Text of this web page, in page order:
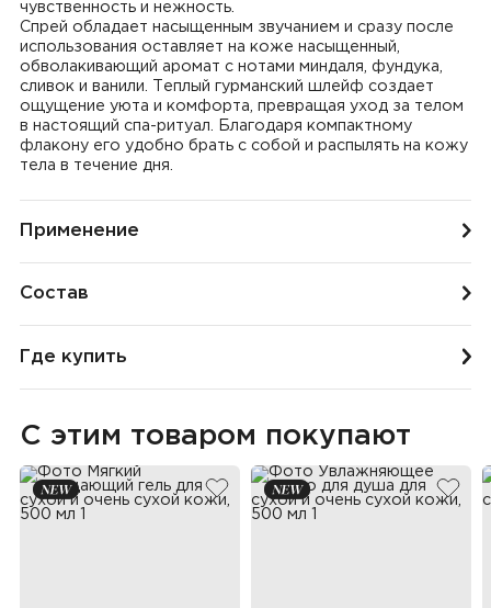
чувственность и нежность.
Спрей обладает насыщенным звучанием и сразу после
использования оставляет на коже насыщенный,
обволакивающий аромат с нотами миндаля, фундука,
сливок и ванили. Теплый гурманский шлейф создает
ощущение уюта и комфорта, превращая уход за телом
в настоящий спа-ритуал. Благодаря компактному
флакону его удобно брать с собой и распылять на кожу
тела в течение дня.
Применение
Состав
Где купить
С этим товаром покупают
добавить в избранное